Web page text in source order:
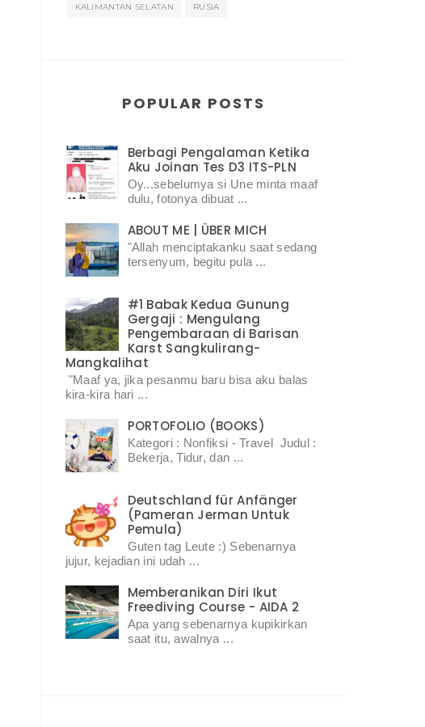
KALIMANTAN SELATAN RUSIA
POPULAR POSTS
Berbagi Pengalaman Ketika
Aku Joinan Tes D3 ITS-PLN
Oy...sebelumya si Une minta maaf
dulu, fotonya dibuat ...
ABOUT ME | ÜBER MICH
"Allah menciptakanku saat sedang
tersenyum, begitu pula ...
#1 Babak Kedua Gunung
Gergaji : Mengulang
Pengembaraan di Barisan
Karst Sangkulirang-
Mangkalihat
"Maaf ya, jika pesanmu baru bisa aku balas
kira-kira hari ...
PORTOFOLIO (BOOKS)
Kategori : Nonfiksi - Travel Judul :
Bekerja, Tidur, dan ...
Deutschland für Anfänger
(Pameran Jerman Untuk
Pemula)
Guten tag Leute :) Sebenarnya
jujur, kejadian ini udah ...
Memberanikan Diri Ikut
Freediving Course - AIDA 2
Apa yang sebenarnya kupikirkan
saat itu, awalnya ...